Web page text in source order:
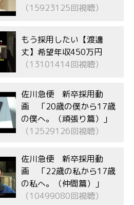
（15923125回視聴）
もう採用したい【渡邊
丈】希望年収450万円
（13101414回視聴）
佐川急便 新卒採用動
画 「20歳の僕から17歳
の僕へ。（頑張り篇）」
（12529126回視聴）
佐川急便 新卒採用動
画 「22歳の私から17歳
の私へ。（仲間篇）」
（10499080回視聴）